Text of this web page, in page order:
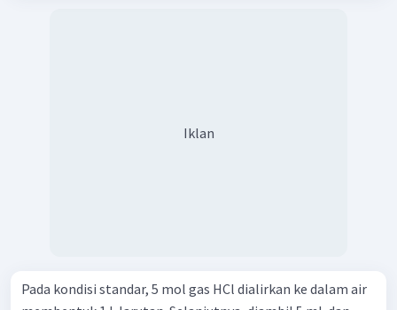
Iklan
Pada kondisi standar, 5 mol gas HCl dialirkan ke dalam air